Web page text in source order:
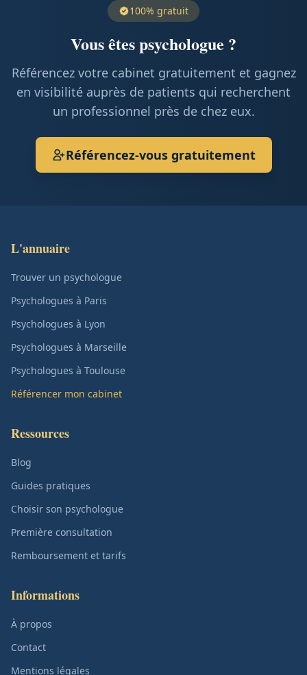
100% gratuit
Vous êtes psychologue ?
Référencez votre cabinet gratuitement et gagnez
en visibilité auprès de patients qui recherchent
un professionnel près de chez eux.
Référencez-vous gratuitement
L'annuaire
Trouver un psychologue
Psychologues à Paris
Psychologues à Lyon
Psychologues à Marseille
Psychologues à Toulouse
Référencer mon cabinet
Ressources
Blog
Guides pratiques
Choisir son psychologue
Première consultation
Remboursement et tarifs
Informations
À propos
Contact
Mentions légales